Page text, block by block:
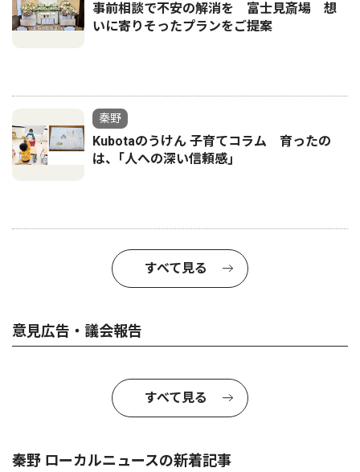
事前相談で不安の解消を 富士見斎場 想
いに寄りそったプランをご提案
秦野
Kubotaのうけん 子育てコラム 育ったの
は、｢人への深い信頼感｣
すべて見る
意見広告・議会報告
すべて見る
秦野 ローカルニュースの新着記事